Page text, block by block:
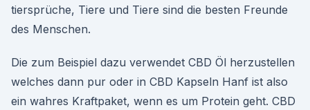
tiersprüche, Tiere und Tiere sind die besten Freunde
des Menschen.
Die zum Beispiel dazu verwendet CBD Öl herzustellen
welches dann pur oder in CBD Kapseln Hanf ist also
ein wahres Kraftpaket, wenn es um Protein geht. CBD